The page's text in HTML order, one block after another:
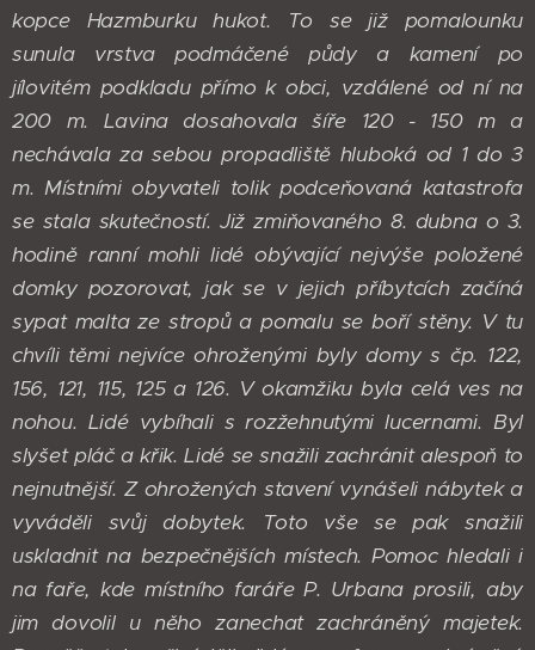
kopce Hazmburku hukot. To se již pomalounku
sunula vrstva podmáčené půdy a kamení po
jílovitém podkladu přímo k obci, vzdálené od ní na
200 m. Lavina dosahovala šíře 120 - 150 m a
nechávala za sebou propadliště hluboká od 1 do 3
m. Místními obyvateli tolik podceňovaná katastrofa
se stala skutečností. Již zmiňovaného 8. dubna o 3.
hodině ranní mohli lidé obývající nejvýše položené
domky pozorovat, jak se v jejich příbytcích začíná
sypat malta ze stropů a pomalu se boří stěny. V tu
chvíli těmi nejvíce ohroženými byly domy s čp. 122,
156, 121, 115, 125 a 126. V okamžiku byla celá ves na
nohou. Lidé vybíhali s rozžehnutými lucernami. Byl
slyšet pláč a křik. Lidé se snažili zachránit alespoň to
nejnutnější. Z ohrožených stavení vynášeli nábytek a
vyváděli svůj dobytek. Toto vše se pak snažili
uskladnit na bezpečnějších místech. Pomoc hledali i
na faře, kde místního faráře P. Urbana prosili, aby
jim dovolil u něho zanechat zachráněný majetek.